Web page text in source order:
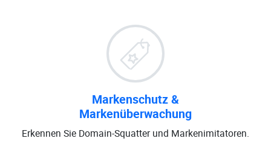
Markenschutz &
Markenüberwachung
Erkennen Sie Domain-Squatter und Markenimitatoren.